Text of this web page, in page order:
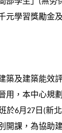
部學生」 (無勞
元學習獎勵金
築及建築能效
用，本中心規
於6月 27 日 (新北
開課，為協助